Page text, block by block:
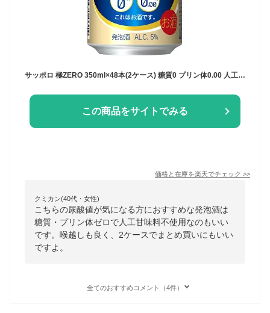
サッポロ 極ZERO 350ml×48本(2ケース) 糖質0 プリン体0.00 人工甘味料0 ビール 発泡酒【送料無料※一部地域は除く】
この商品をサイトでみる
価格と在庫を楽天でチェック >>
クミカン(40代・女性)
こちらの尿酸値が気になる方におすすめな発泡酒は
糖質・プリン体ゼロで人工甘味料不使用なのもいい
です。喉越しも良く、2ケースでまとめ買いにもいい
ですよ。
全てのおすすめコメント（4件）